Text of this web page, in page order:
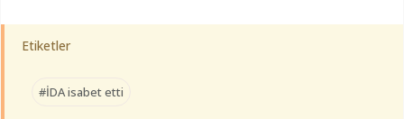
Etiketler
#İDA isabet etti